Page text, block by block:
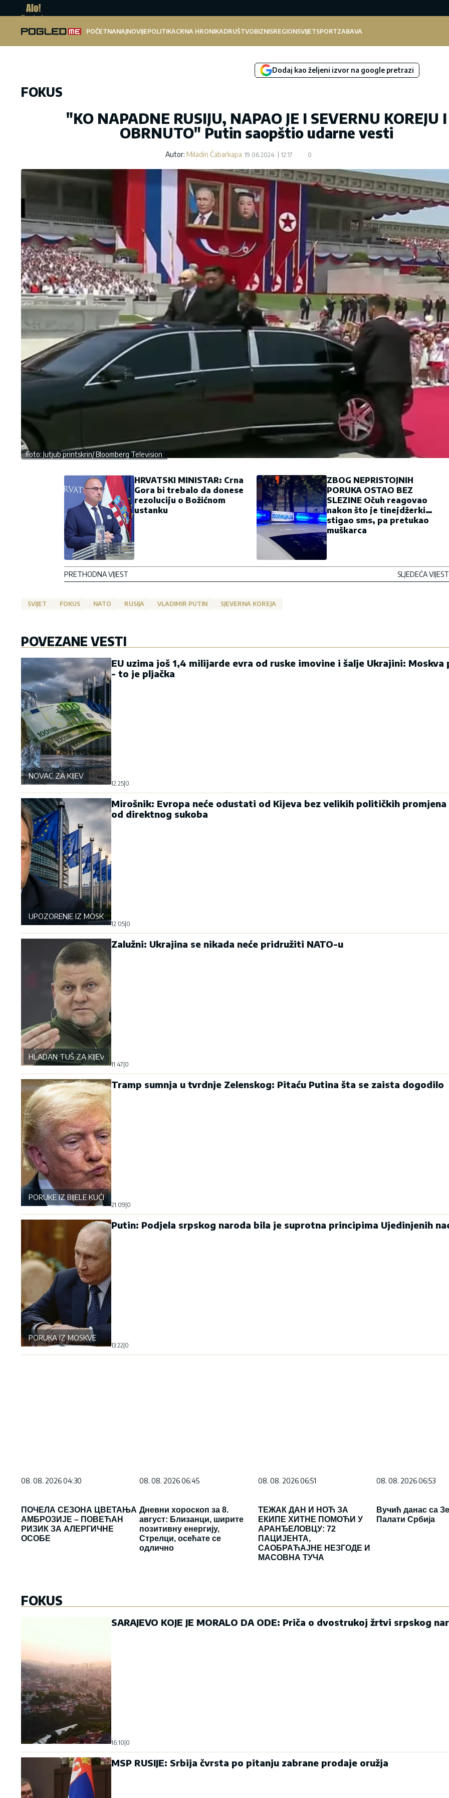
Pogled.me
POČETNANAJNOVIJEPOLITIKACRNA HRONIKADRUŠTVOBIZNISREGIONSVIJETSPORTZABAVA
Dodaj kao željeni izvor na google pretrazi
FOKUS
"KO NAPADNE RUSIJU, NAPAO JE I SEVERNU KOREJU I
OBRNUTO" Putin saopštio udarne vesti
Autor: Miladin Čabarkapa 19.06.2024. 12:17 0
Foto: Jutjub printskrin/ Bloomberg Television
HRVATSKI MINISTAR: Crna
Gora bi trebalo da donese
rezoluciju o Božićnom
ustanku
PRETHODNA VIJEST
ZBOG NEPRISTOJNIH
PORUKA OSTAO BEZ
SLEZINE Očuh reagovao
nakon što je tinejdžerki
stigao sms, pa pretukao
muškarca
SLJEDEĆA VIJEST
SVIJET FOKUS NATO RUSIJA VLADIMIR PUTIN SJEVERNA KOREJA
POVEZANE VESTI
NOVAC ZA KIJEV
EU uzima još 1,4 milijarde evra od ruske imovine i šalje Ukrajini: Moskva
- to je pljačka
12:25 0
UPOZORENJE IZ MOSKVE
Mirošnik: Evropa neće odustati od Kijeva bez velikih političkih
od direktnog sukoba
12:05 0
HLADAN TUŠ ZA KIJEV
Zalužni: Ukrajina se nikada neće pridružiti NATO-u
11:47 0
PORUKE IZ BIJELE KUĆE
Tramp sumnja u tvrdnje Zelenskog: Pitaću Putina šta se zaista dogodilo
21:09 0
PORUKA IZ MOSKVE
Putin: Podjela srpskog naroda bila je suprotna principima Ujedinjenih
13:22 0
08. 08. 2026 04:30
ПОЧЕЛА СЕЗОНА ЦВЕТАЊА
АМБРОЗИЈЕ – ПОВЕЋАН
РИЗИК ЗА АЛЕРГИЧНЕ
ОСОБЕ
08. 08. 2026 06:45
Дневни хороскоп за 8.
август: Близанци, ширите
позитивну енергију,
Стрелци, осећате се
одлично
08. 08. 2026 06:51
ТЕЖАК ДАН И НОЋ ЗА
ЕКИПЕ ХИТНЕ ПОМОЋИ У
АРАНЂЕЛОВЦУ: 72
ПАЦИЈЕНТА,
САОБРАЋАЈНЕ НЕЗГОДЕ И
МАСОВНА ТУЧА
08. 08. 2026 06:53
Вучић данас са
Палати Србија
Letnje večeri u gradu više
nisu rezervisane za vikend:
Zašto sve više ljudi bira
večeru koja se spontano
pretvori u druženje
23. 07. 2026 12:47